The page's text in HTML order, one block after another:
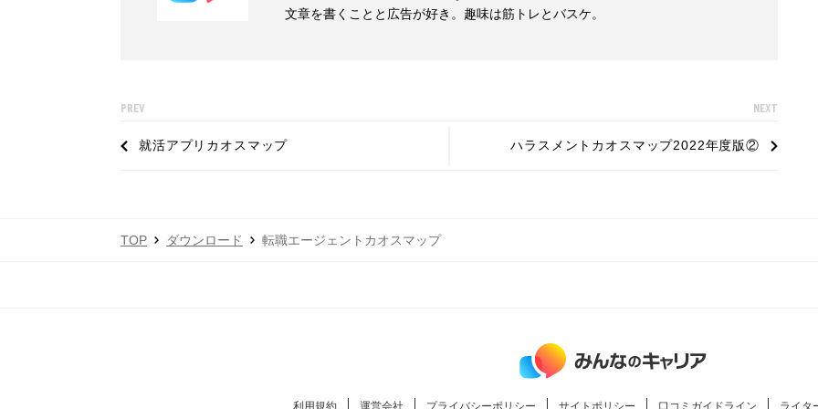
文章を書くことと広告が好き。趣味は筋トレとバスケ。
PREV
就活アプリカオスマップ
NEXT
ハラスメントカオスマップ2022年度版②
TOP ダウンロード 転職エージェントカオスマップ